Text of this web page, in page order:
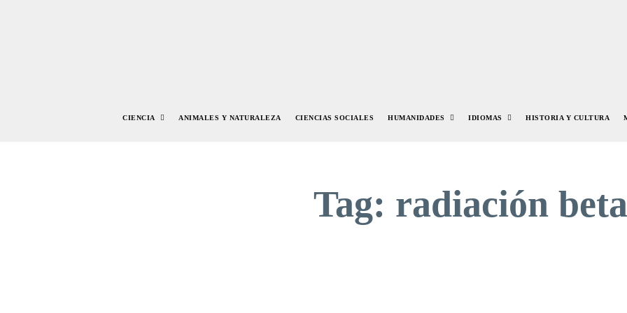
CIENCIA ANIMALES Y NATURALEZA CIENCIAS SOCIALES HUMANIDADES IDIOMAS HISTORIA Y CULTURA
Tag: radiación beta